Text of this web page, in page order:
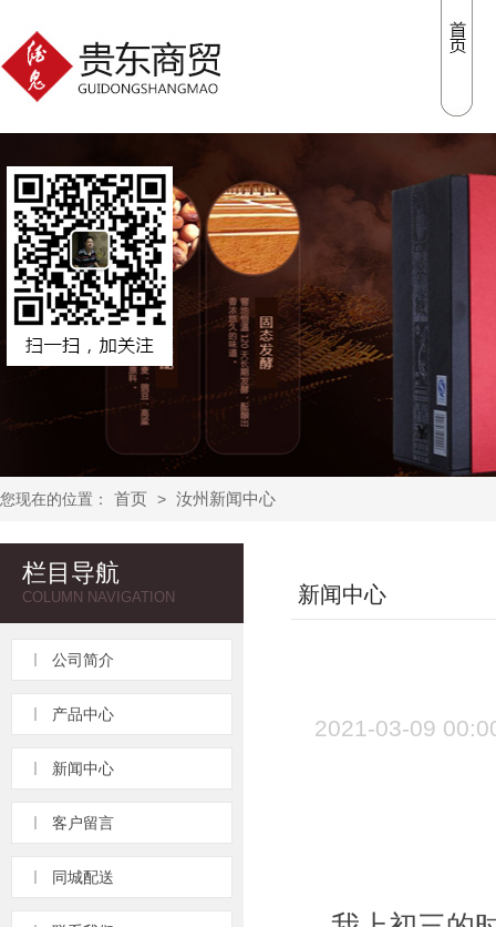
您现在的位置： 首页 > 汝州新闻中心
栏目导航
COLUMN NAVIGATION
公司简介
产品中心
新闻中心
客户留言
同城配送
新闻中心
2021-03-09